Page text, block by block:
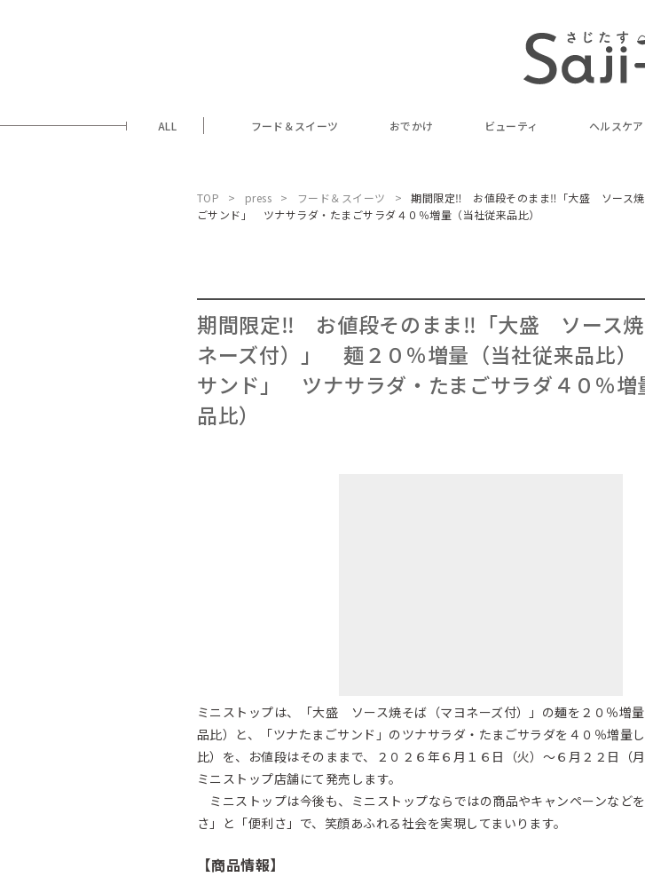
ALL フード＆スイーツ おでかけ ビューティ ヘルスケア
TOP press フード＆スイーツ
期間限定‼ お値段そのまま‼「大盛 ソース
ごサンド」 ツナサラダ・たまごサラダ４０％増量（当社従来品比）
期間限定‼ お値段そのまま‼「大盛 ソース焼
ネーズ付）」 麺２０％増量（当社従来品比）
サンド」 ツナサラダ・たまごサラダ４０％増
品比）
ミニストップは、「大盛 ソース焼そば（マヨネーズ付）」の麺を２０％増
品比）と、「ツナたまごサンド」のツナサラダ・たまごサラダを４０％増量
比）を、お値段はそのままで、２０２６年６月１６日（火）～６月２２日（
ミニストップ店舗にて発売します。
ミニストップは今後も、ミニストップならではの商品やキャンペーンなど
さ」と「便利さ」で、笑顔あふれる社会を実現してまいります。
【商品情報】